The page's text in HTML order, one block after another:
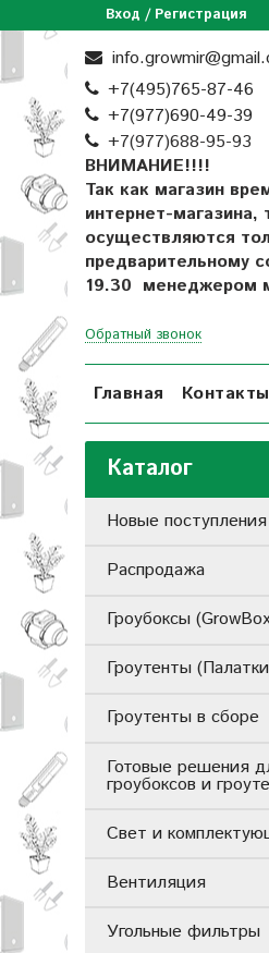
Вход / Регистрация
+7(495)765-87-46
+7(977)690-49-39
+7(977)688-95-93
ВНИМАНИЕ!!!!
Так как магазин
интернет-магазина,
осуществляются
предварительному
19.30 менеджером
Обратный звонок
Главная Контакты
Каталог
Новые поступления
Распродажа
Гроубоксы
Гроутенты
Гроутенты в сборе
Готовые решения
гроубоксов и
Свет и
Вентиляция
Угольные фильтры